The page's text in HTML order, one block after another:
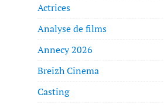
Actrices
Analyse de films
Annecy 2026
Breizh Cinema
Casting